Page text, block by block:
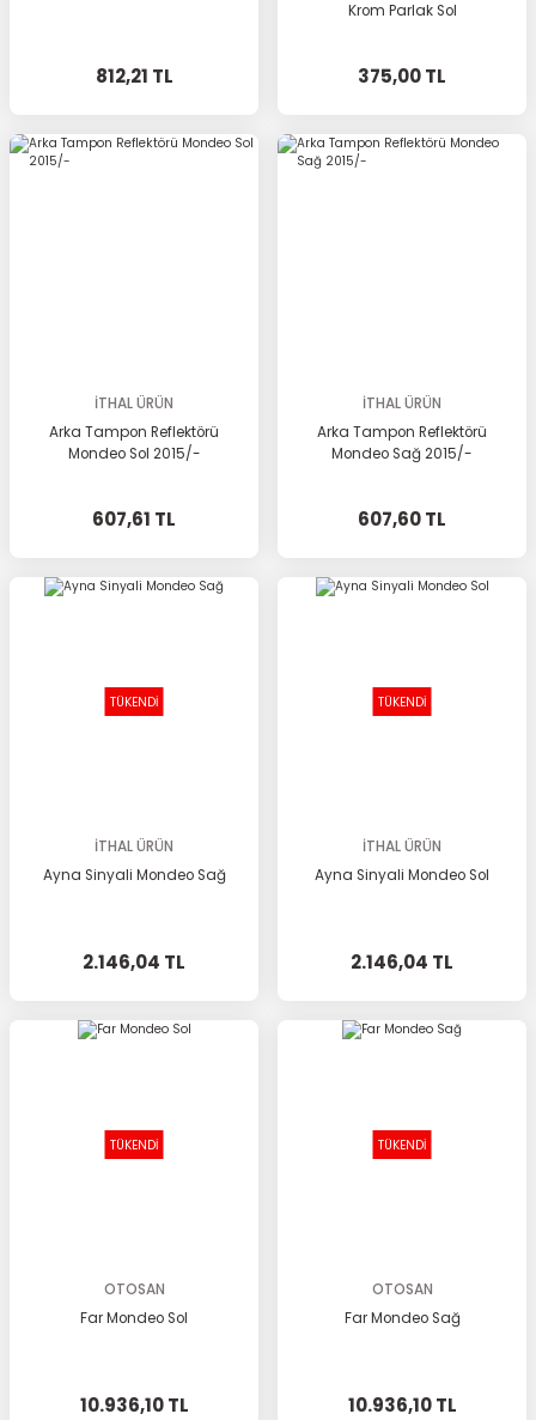
812,21 TL
Krom Parlak Sol
375,00 TL
İTHAL ÜRÜN
Arka Tampon Reflektörü
Mondeo Sol 2015/-
607,61 TL
İTHAL ÜRÜN
Arka Tampon Reflektörü
Mondeo Sağ 2015/-
607,60 TL
TÜKENDİ
İTHAL ÜRÜN
Ayna Sinyali Mondeo Sağ
2.146,04 TL
TÜKENDİ
İTHAL ÜRÜN
Ayna Sinyali Mondeo Sol
2.146,04 TL
TÜKENDİ
OTOSAN
Far Mondeo Sol
10.936,10 TL
TÜKENDİ
OTOSAN
Far Mondeo Sağ
10.936,10 TL